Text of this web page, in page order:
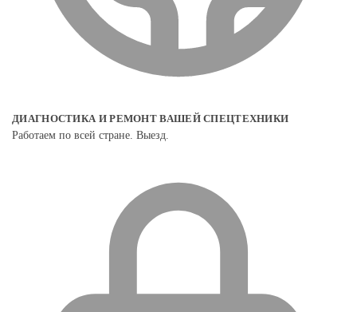
ДИАГНОСТИКА И РЕМОНТ ВАШЕЙ СПЕЦТЕХНИКИ
Работаем по всей стране. Выезд.